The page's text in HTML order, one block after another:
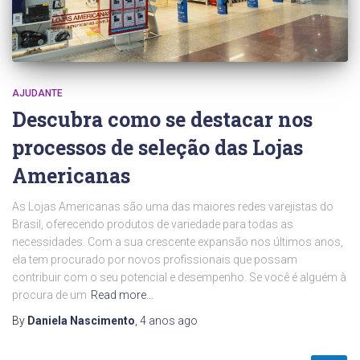
AJUDANTE
Descubra como se destacar nos
processos de seleção das Lojas
Americanas
As Lojas Americanas são uma das maiores redes varejistas do
Brasil, oferecendo produtos de variedade para todas as
necessidades. Com a sua crescente expansão nos últimos anos,
ela tem procurado por novos profissionais que possam
contribuir com o seu potencial e desempenho. Se você é alguém à
procura de um Read more…
By Daniela Nascimento 4 anos ago